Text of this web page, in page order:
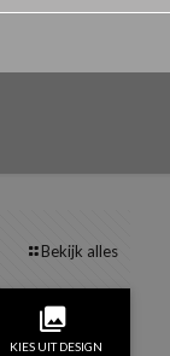
Bekijk alles
KIES UIT DESIGN